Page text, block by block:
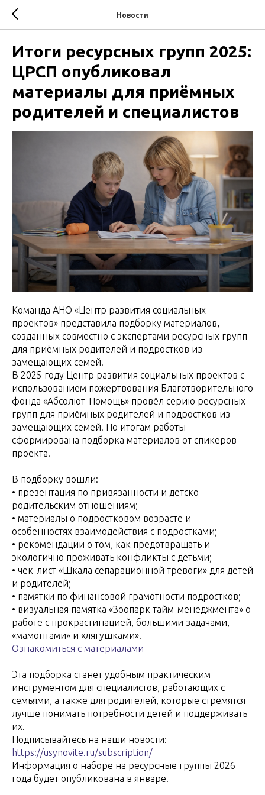
Новости
Итоги ресурсных групп 2025:
ЦРСП опубликовал
материалы для приёмных
родителей и специалистов
Команда АНО «Центр развития социальных
проектов» представила подборку материалов,
созданных совместно с экспертами ресурсных групп
для приёмных родителей и подростков из
замещающих семей.
В 2025 году Центр развития социальных проектов с
использованием пожертвования Благотворительного
фонда «Абсолют-Помощь» провёл серию ресурсных
групп для приёмных родителей и подростков из
замещающих семей. По итогам работы
сформирована подборка материалов от спикеров
проекта.
В подборку вошли:
• презентация по привязанности и детско-
родительским отношениям;
• материалы о подростковом возрасте и
особенностях взаимодействия с подростками;
• рекомендации о том, как предотвращать и
экологично проживать конфликты с детьми;
• чек-лист «Шкала сепарационной тревоги» для детей
и родителей;
• памятки по финансовой грамотности подростков;
• визуальная памятка «Зоопарк тайм-менеджмента» о
работе с прокрастинацией, большими задачами,
«мамонтами» и «лягушками».
Ознакомиться с материалами
Эта подборка станет удобным практическим
инструментом для специалистов, работающих с
семьями, а также для родителей, которые стремятся
лучше понимать потребности детей и поддерживать
их.
Подписывайтесь на наши новости:
https://usynovite.ru/subscription/
Информация о наборе на ресурсные группы 2026
года будет опубликована в январе.